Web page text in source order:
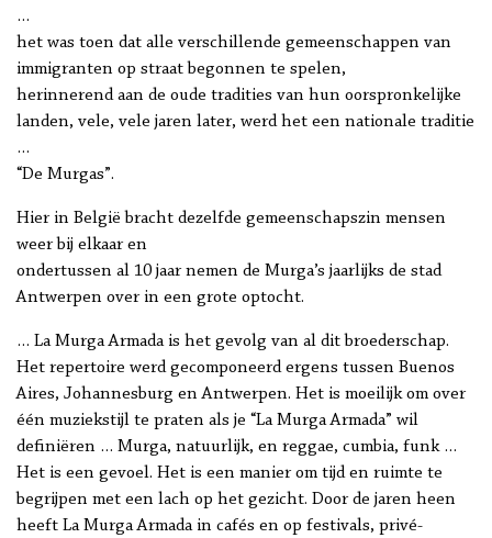
…
het was toen dat alle verschillende gemeenschappen van
immigranten op straat begonnen te spelen,
herinnerend aan de oude tradities van hun oorspronkelijke
landen, vele, vele jaren later, werd het een nationale traditie
…
“De Murgas”.
Hier in België bracht dezelfde gemeenschapszin mensen
weer bij elkaar en
ondertussen al 10 jaar nemen de Murga’s jaarlijks de stad
Antwerpen over in een grote optocht.
… La Murga Armada is het gevolg van al dit broederschap.
Het repertoire werd gecomponeerd ergens tussen Buenos
Aires, Johannesburg en Antwerpen. Het is moeilijk om over
één muziekstijl te praten als je “La Murga Armada” wil
definiëren … Murga, natuurlijk, en reggae, cumbia, funk …
Het is een gevoel. Het is een manier om tijd en ruimte te
begrijpen met een lach op het gezicht. Door de jaren heen
heeft La Murga Armada in cafés en op festivals, privé-